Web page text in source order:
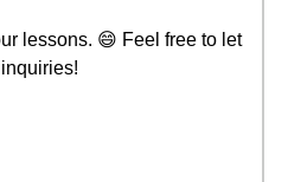
lessons. 😄 Feel free to let